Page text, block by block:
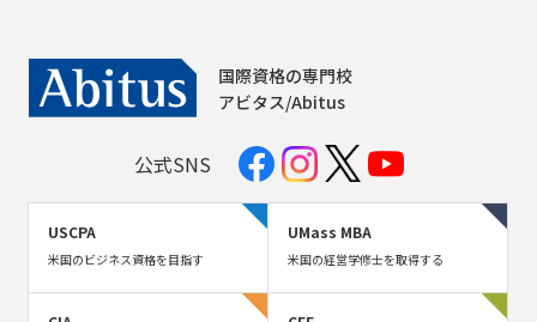
国際資格の専門校
アビタス/Abitus
公式SNS
USCPA
米国のビジネス資格を目指す
UMass MBA
米国の経営学修士を取得する